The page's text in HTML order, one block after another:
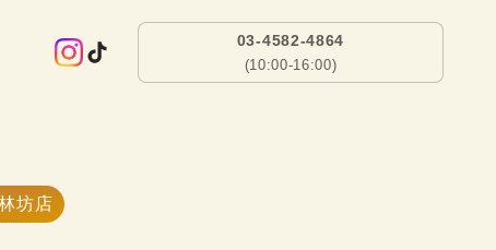
03-4582-4864
(10:00-16:00)
坊店